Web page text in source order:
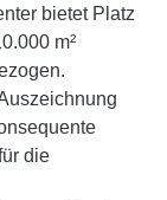
bietet Platz
m²
die